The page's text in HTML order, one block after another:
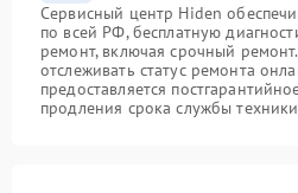
Сервисный центр Hiden
по всей РФ, бесплатную
ремонт, включая срочный
отслеживать статус ремонта
предоставляется
продления срока службы техники